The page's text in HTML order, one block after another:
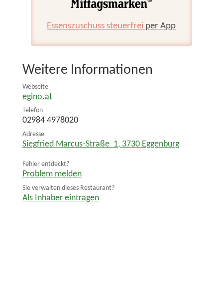
Essenszuschuss steuerfrei per App
Weitere Informationen
Webseite
egino.at
Telefon
02984 4978020
Adresse
Siegfried Marcus-Straße 1, 3730 Eggenburg
Fehler entdeckt?
Problem melden
Sie verwalten dieses Restaurant?
Als Inhaber eintragen